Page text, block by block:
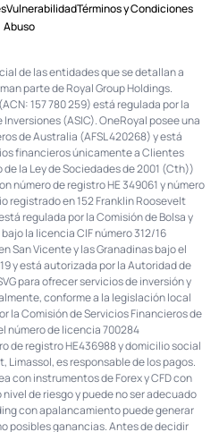
VulnerabilidadTérminos y Condiciones
Abuso
de las entidades que se detallan a
parte de Royal Group Holdings.
157 780 259) está regulada por la
(ASIC). OneRoyal posee una
de Australia (AFSL 420268) y está
financieros únicamente a Clientes
la Ley de Sociedades de 2001 (Cth))
número de registro HE 349061 y número
registrado en 152 Franklin Roosevelt
regulada por la Comisión de Bolsa y
la licencia CIF número 312/16
San Vicente y las Granadinas bajo el
y está autorizada por la Autoridad de
para ofrecer servicios de inversión y
conforme a la legislación local
la Comisión de Servicios Financieros de
número de licencia 700284
de registro HE436988 y domicilio social
Limassol, es responsable de los pagos.
con instrumentos de Forex y CFD con
de riesgo y puede no ser adecuado
con apalancamiento puede generar
posibles ganancias. Antes de decidir